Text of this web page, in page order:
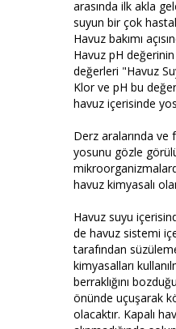
arasında ilk akla
suyun bir çok
Havuz bakımı
Havuz pH
değerleri "Havuz
Klor ve pH bu
havuz içerisinde
Derz aralarında ve
yosunu gözle
havuz kimyasalı
Havuz suyu
de havuz sistemi
tarafından
kimyasalları
berraklığını
önünde uçuşarak
olacaktır. Kapalı